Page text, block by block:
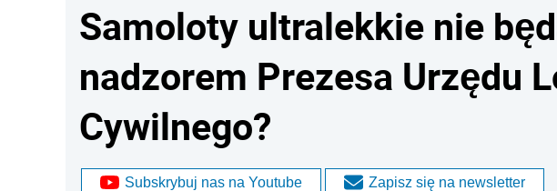
Samoloty ultralekkie nie
nadzorem Prezesa Urzędu
Cywilnego?
Subskrybuj nas na Youtube Zapisz się na newsletter